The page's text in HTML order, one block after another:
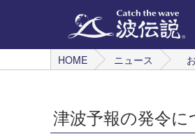
HOME
ニュース
津波予報の発令に